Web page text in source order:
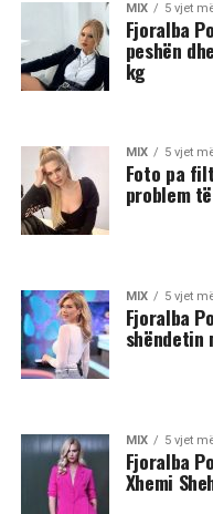
MIX 5 vjet
Fjoralba
peshën
kg
MIX 5 vjet
Foto pa
problem
MIX 5 vjet
Fjoralba
shëndetin
MIX 5 vjet
Fjoralba
Xhemi